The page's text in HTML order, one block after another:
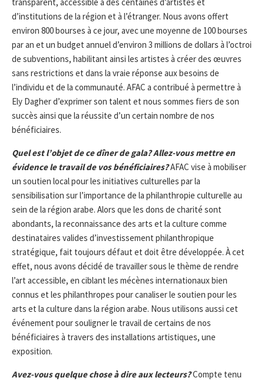
d’institutions de la région et à l’étranger. Nous avons offert
environ 800 bourses à ce jour, avec une moyenne de 100 bourses
par an et un budget annuel d’environ 3 millions de dollars à l’octroi
de subventions, habilitant ainsi les artistes à créer des œuvres
sans restrictions et dans la vraie réponse aux besoins de
l’individu et de la communauté. AFAC a contribué à permettre à
Ely Dagher d’exprimer son talent et nous sommes fiers de son
succès ainsi que la réussite d’un certain nombre de nos
bénéficiaires.
Quel est l’objet de ce dîner de gala? Allez-vous mettre en
évidence le travail de vos bénéficiaires?AFAC vise à mobiliser
un soutien local pour les initiatives culturelles par la
sensibilisation sur l’importance de la philanthropie culturelle au
sein de la région arabe. Alors que les dons de charité sont
abondants, la reconnaissance des arts et la culture comme
destinataires valides d’investissement philanthropique
stratégique, fait toujours défaut et doit être développée. À cet
effet, nous avons décidé de travailler sous le thème de rendre
l’art accessible, en ciblant les mécènes internationaux bien
connus et les philanthropes pour canaliser le soutien pour les
arts et la culture dans la région arabe. Nous utilisons aussi cet
événement pour souligner le travail de certains de nos
bénéficiaires à travers des installations artistiques, une
exposition.
Avez-vous quelque chose à dire aux lecteurs?Compte tenu